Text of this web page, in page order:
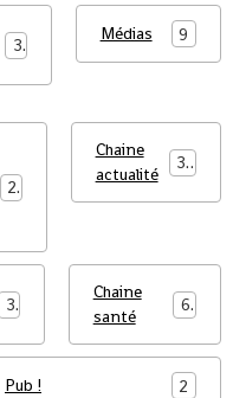
3
Médias 9
25
Chaine
actualité
39
3
Chaine
santé
6
Pub ! 2